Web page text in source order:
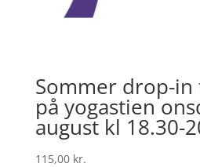
Sommer drop-
på yogastien
august kl 18.30-
115,00 kr.